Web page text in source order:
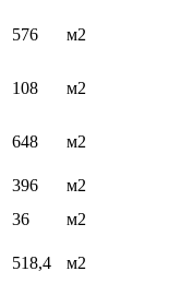
576
м2
108 м2
648
м2
396
м2
36
м2
518,4 м2